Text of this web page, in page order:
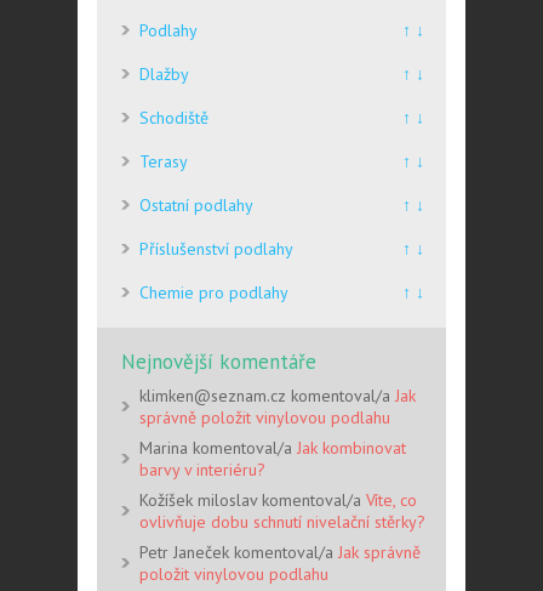
Podlahy
↑ ↓
Dlažby
↑ ↓
Schodiště
↑ ↓
Terasy
↑ ↓
Ostatní podlahy
↑ ↓
Příslušenství podlahy
↑ ↓
Chemie pro podlahy
↑ ↓
Nejnovější komentáře
klimken@seznam.cz komentoval/a Jak
správně položit vinylovou podlahu
Marina komentoval/a Jak kombinovat
barvy v interiéru?
Kožíšek miloslav komentoval/a Víte, co
ovlivňuje dobu schnutí nivelační stěrky?
Petr Janeček komentoval/a Jak správně
položit vinylovou podlahu